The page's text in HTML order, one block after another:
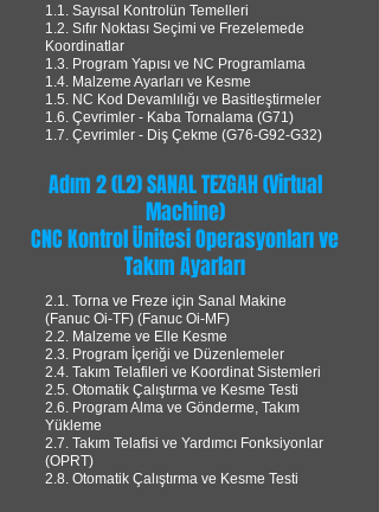
1.1. Sayısal Kontrolün Temelleri
1.2. Sıfır Noktası Seçimi ve Frezelemede
Koordinatlar
1.3. Program Yapısı ve NC Programlama
1.4. Malzeme Ayarları ve Kesme
1.5. NC Kod Devamlılığı ve Basitleştirmeler
1.6. Çevrimler - Kaba Tornalama (G71)
1.7. Çevrimler - Diş Çekme (G76-G92-G32)
Adım 2 (L2) SANAL TEZGAH (Virtual
Machine)
CNC Kontrol Ünitesi Operasyonları ve
Takım Ayarları
2.1. Torna ve Freze için Sanal Makine
(Fanuc Oi-TF) (Fanuc Oi-MF)
2.2. Malzeme ve Elle Kesme
2.3. Program İçeriği ve Düzenlemeler
2.4. Takım Telafileri ve Koordinat Sistemleri
2.5. Otomatik Çalıştırma ve Kesme Testi
2.6. Program Alma ve Gönderme, Takım
Yükleme
2.7. Takım Telafisi ve Yardımcı Fonksiyonlar
(OPRT)
2.8. Otomatik Çalıştırma ve Kesme Testi